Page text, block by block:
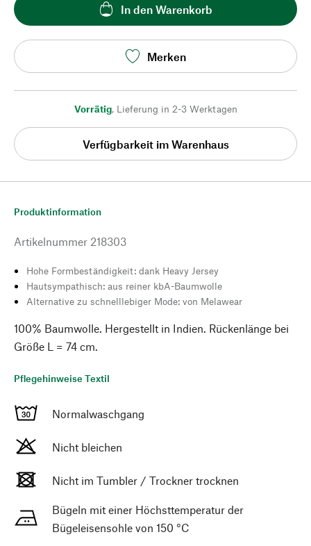
In den Warenkorb
Merken
Vorrätig, Lieferung in 2-3 Werktagen
Verfügbarkeit im Warenhaus
Produktinformation
Artikelnummer 218303
Hohe Formbeständigkeit: dank Heavy Jersey
Hautsympathisch: aus reiner kbA-Baumwolle
Alternative zu schnelllebiger Mode: von Melawear
100% Baumwolle. Hergestellt in Indien. Rückenlänge bei
Größe L = 74 cm.
Pflegehinweise Textil
Normalwaschgang
Nicht bleichen
Nicht im Tumbler / Trockner trocknen
Bügeln mit einer Höchsttemperatur der
Bügeleisensohle von 150 °C